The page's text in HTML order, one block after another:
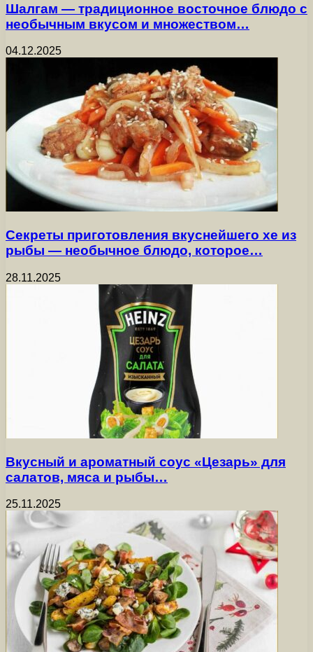
Шалгам — традиционное восточное блюдо с
необычным вкусом и множеством…
04.12.2025
Секреты приготовления вкуснейшего хе из
рыбы — необычное блюдо, которое…
28.11.2025
Вкусный и ароматный соус «Цезарь» для
салатов, мяса и рыбы…
25.11.2025